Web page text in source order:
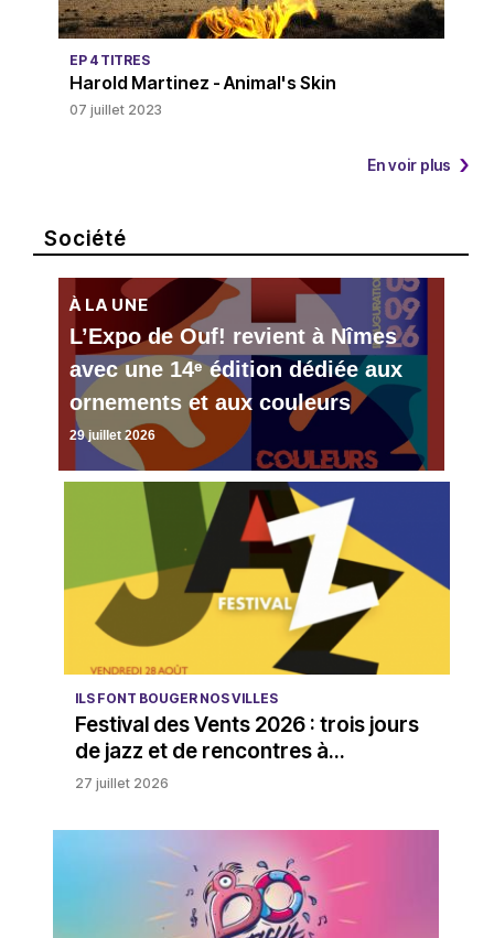
EP 4 TITRES
Harold Martinez - Animal's Skin
07 juillet 2023
En voir plus
Société
À LA UNE
L’Expo de Ouf! revient à Nîmes
avec une 14ᵉ édition dédiée aux
ornements et aux couleurs
29 juillet 2026
ILS FONT BOUGER NOS VILLES
Festival des Vents 2026 : trois jours
de jazz et de rencontres à...
27 juillet 2026